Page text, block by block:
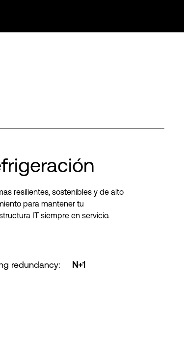
resilientes, sostenibles y de alto
para mantener tu
IT siempre en servicio.
redundancy: N+1